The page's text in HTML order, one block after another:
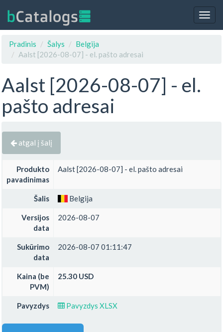
Pradinis
Šalys
Belgija
Aalst [2026-08-07] - el. pašto adresai
Aalst [2026-08-07] - el.
pašto adresai
atgal į šalį
Produkto
pavadinimas
Aalst [2026-08-07] - el. pašto adresai
Šalis Belgija
Versijos
data
2026-08-07
Sukūrimo
data
2026-08-07 01:11:47
Kaina (be
PVM)
25.30 USD
Pavyzdys Pavyzdys XLSX